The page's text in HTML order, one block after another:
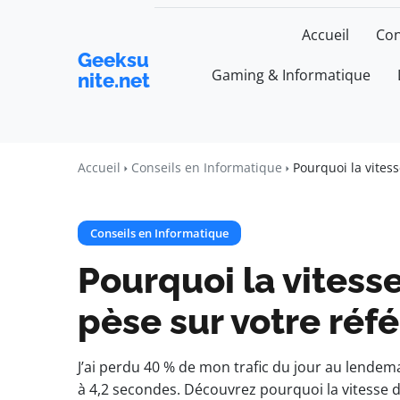
Geeksu
nite.net
Accueil
Gaming & Informatique
Accueil Conseils en Informatique Pourquoi la
Conseils en Informatique
Pourquoi la
pèse sur votre
J’ai perdu 40 % de mon trafic du jour au
à 4,2 secondes. Découvrez pourquoi la